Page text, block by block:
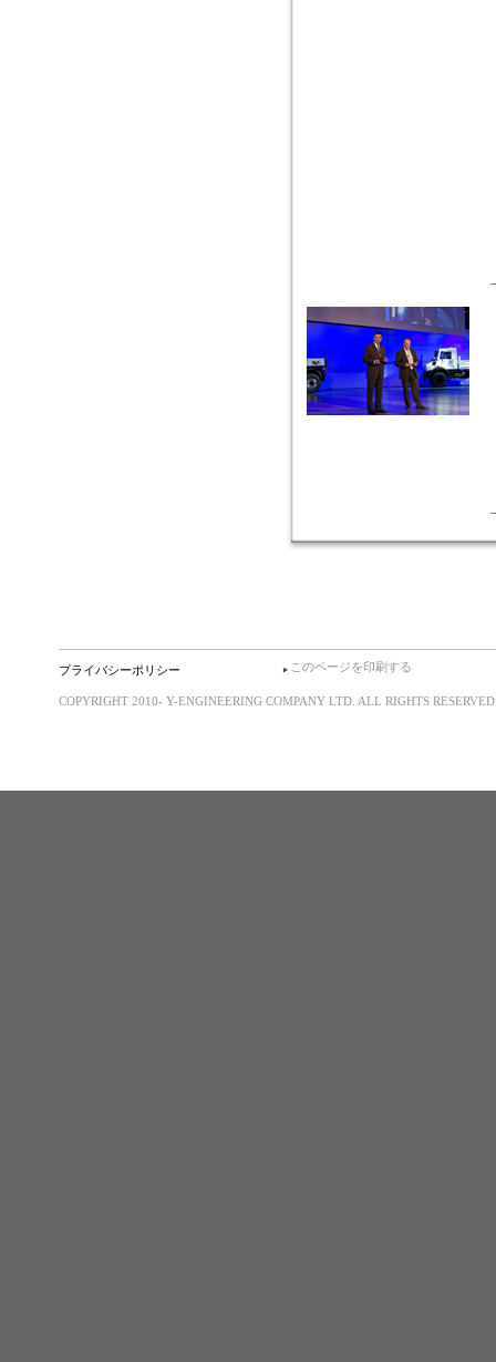
プライバシーポリシー このページを印刷する
COPYRIGHT 2010- Y-ENGINEERING COMPANY LTD. ALL RIGHTS RESERVED